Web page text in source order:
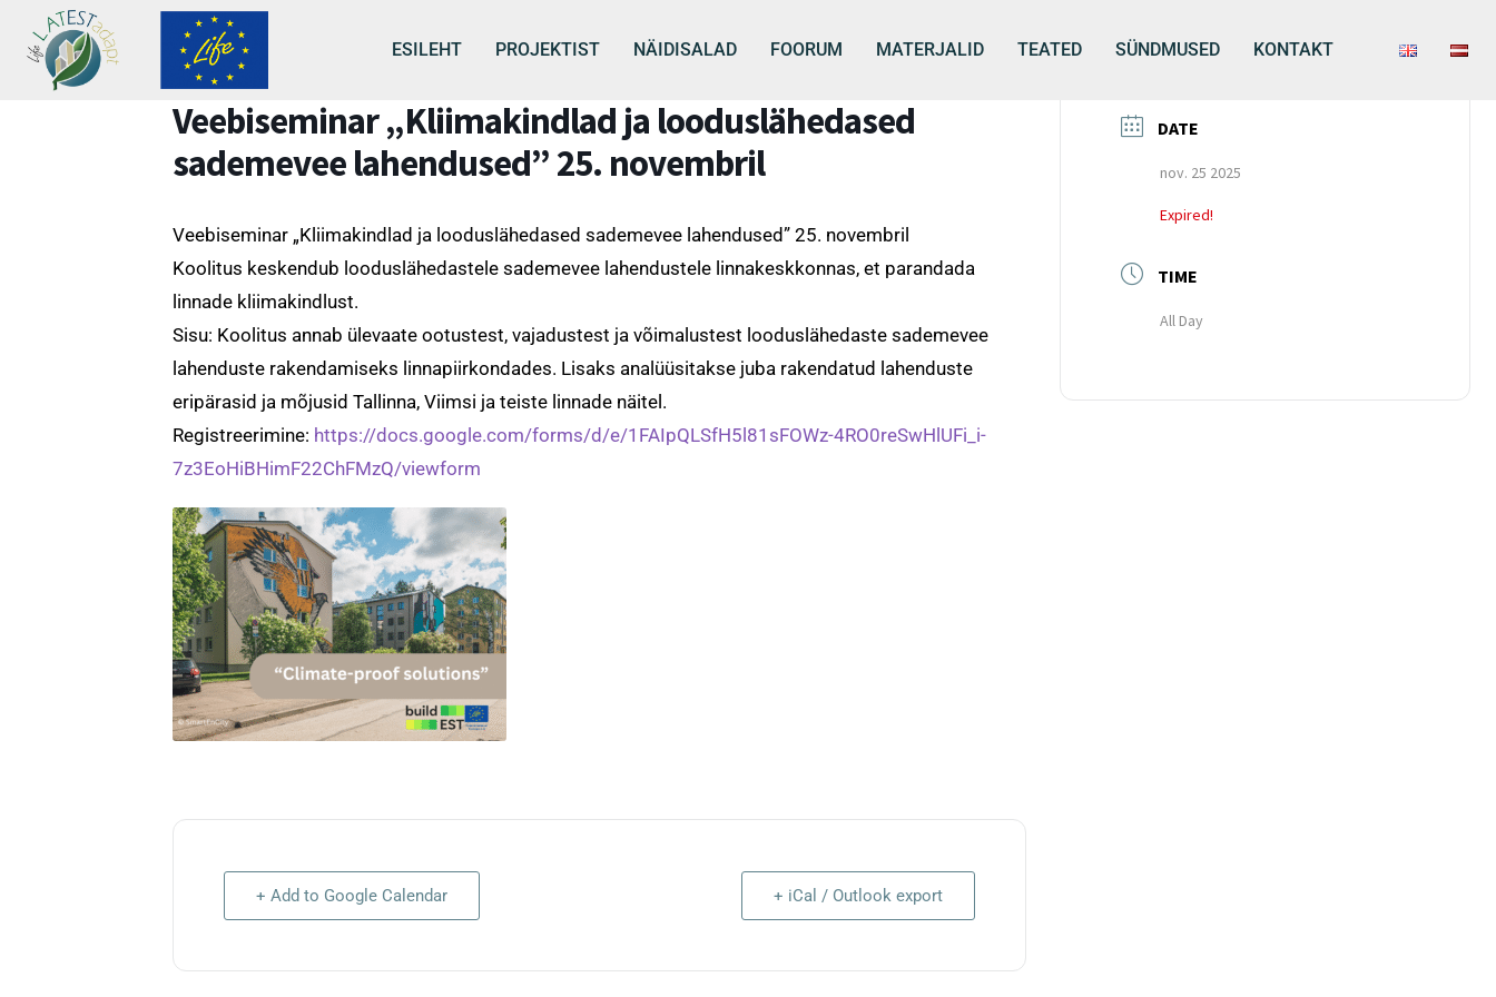
ESILEHT PROJEKTIST NÄIDISALAD FOORUM MATERJALID TEATED SÜNDMUSED KONTAKT
Veebiseminar „Kliimakindlad ja looduslähedased
sademevee lahendused” 25. novembril
Veebiseminar „Kliimakindlad ja looduslähedased sademevee lahendused” 25. novembril
Koolitus keskendub looduslähedastele sademevee lahendustele linnakeskkonnas, et parandada
linnade kliimakindlust.
Sisu: Koolitus annab ülevaate ootustest, vajadustest ja võimalustest looduslähedaste sademevee
lahenduste rakendamiseks linnapiirkondades. Lisaks analüüsitakse juba rakendatud lahenduste
eripärasid ja mõjusid Tallinna, Viimsi ja teiste linnade näitel.
Registreerimine: https://docs.google.com/forms/d/e/1FAIpQLSfH5l81sFOWz-4RO0reSwHlUFi_i-
7z3EoHiBHimF22ChFMzQ/viewform
+ Add to Google Calendar + iCal / Outlook export
DATE
nov. 25 2025
Expired!
TIME
All Day